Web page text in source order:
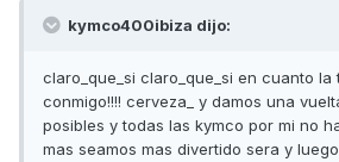
kymco400ibiza dijo:
claro_que_si claro_que_si en cuanto la
conmigo!!!! cerveza_ y damos una
posibles y todas las kymco por mi no
mas seamos mas divertido sera y